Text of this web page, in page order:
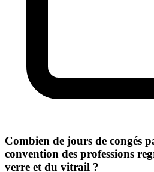
Combien de jours de congés
convention des professions
verre et du vitrail ?